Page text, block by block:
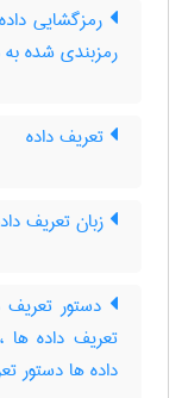
رمزگشایی
رمزبندی شده
تعریف داده
زبان تعریف
دستور
تعریف داده
داده ها دستور